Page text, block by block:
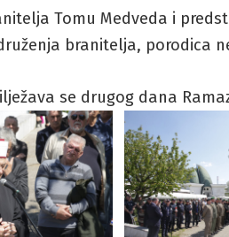
Tomu Medveda i
branitelja, porodica
se drugog dana